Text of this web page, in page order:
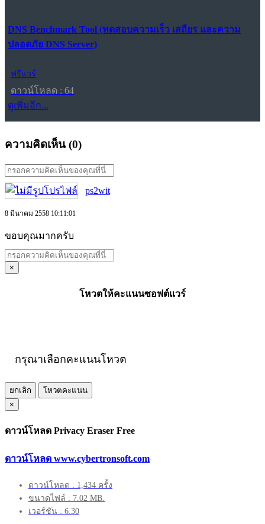
DNS Benchmark Tool (ทดสอบความเร็ว เสถียร และความ
ปลอดภัย DNS Server)
ฟรีแวร์
ดาวน์โหลด : 64
ดูเพิ่มอีก...
ความคิดเห็น (0)
ps2wit
8 มีนาคม 2558 10:11:01
ขอบคุณมากครับ
×
โหวตให้คะแนนซอฟต์แวร์
กรุณาเลือกคะแนนโหวต
ยกเลิก
โหวตคะแนน
×
ดาวน์โหลด Privacy Eraser Free
ดาวน์โหลด www.cybertronsoft.com
ดาวน์โหลด : 1,434 ครั้ง
ขนาดไฟล์ : 7.02 MB.
เวอร์ชัน : 6.30